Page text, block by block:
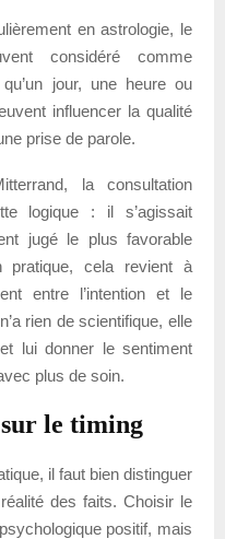
en astrologie, le
considéré comme
jour, une heure ou
influencer la qualité
prise de parole.
la consultation
logique : il s’agissait
jugé le plus favorable
pratique, cela revient à
entre l’intention et le
rien de scientifique, elle
lui donner le sentiment
plus de soin.
le timing
il faut bien distinguer
des faits. Choisir le
positif, mais